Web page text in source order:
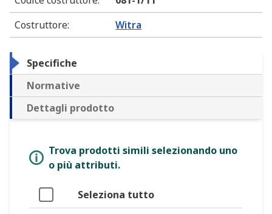
Costruttore: Witra
Specifiche
Normative
Dettagli prodotto
Trova prodotti simili selezionando uno
o più attributi.
Seleziona tutto